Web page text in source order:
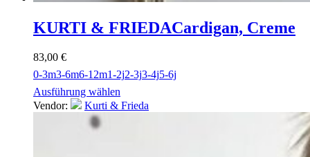
KURTI & FRIEDACardigan, Creme
83,00 €
0-3m3-6m6-12m1-2j2-3j3-4j5-6j
Ausführung wählen
Vendor:
Kurti & Frieda